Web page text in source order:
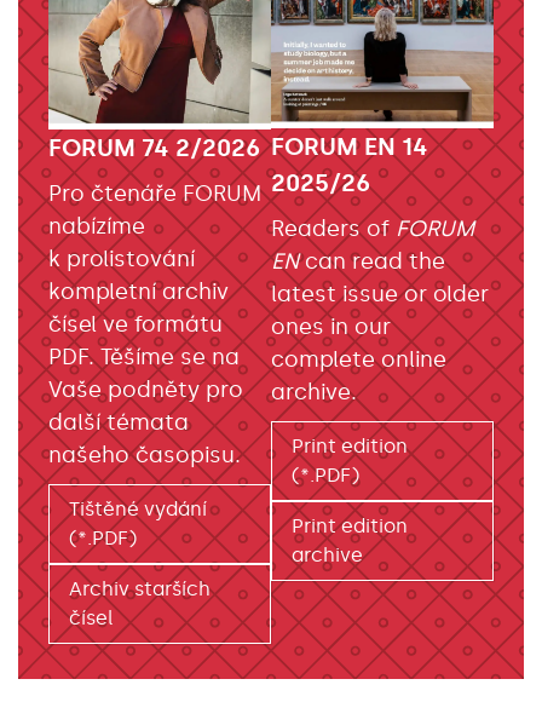
FORUM 74 2/2026
Pro čtenáře FORUM
nabízíme
k prolistování
kompletní archiv
čísel ve formátu
PDF. Těšíme se na
Vaše podněty pro
další témata
našeho časopisu.
Tištěné vydání
(*.PDF)
Archiv starších
čísel
FORUM EN 14
2025/26
Readers of FORUM
ENcan read the
latest issue or older
ones in our
complete online
archive.
Print edition
(*.PDF)
Print edition
archive